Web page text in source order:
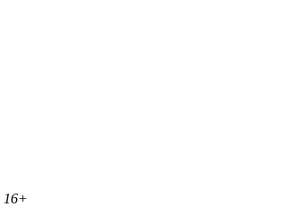
16+